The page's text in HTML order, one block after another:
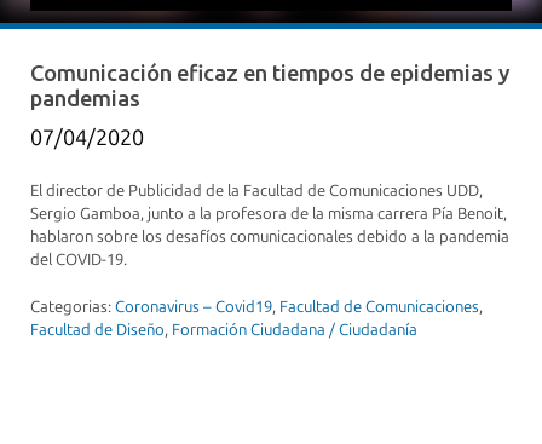
Comunicación eficaz en tiempos de epidemias y
pandemias
07/04/2020
El director de Publicidad de la Facultad de Comunicaciones UDD,
Sergio Gamboa, junto a la profesora de la misma carrera Pía Benoit,
hablaron sobre los desafíos comunicacionales debido a la pandemia
del COVID-19.
Categorias: Coronavirus – Covid19, Facultad de Comunicaciones,
Facultad de Diseño, Formación Ciudadana / Ciudadanía